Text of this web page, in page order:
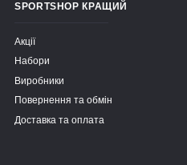
SPORTSHOP КРАЩИЙ
Акції
Набори
Виробники
Повернення та обмін
Доставка та оплата